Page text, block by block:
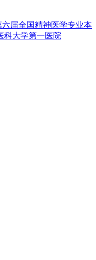
届全国精神医学专业本
科大学第一医院